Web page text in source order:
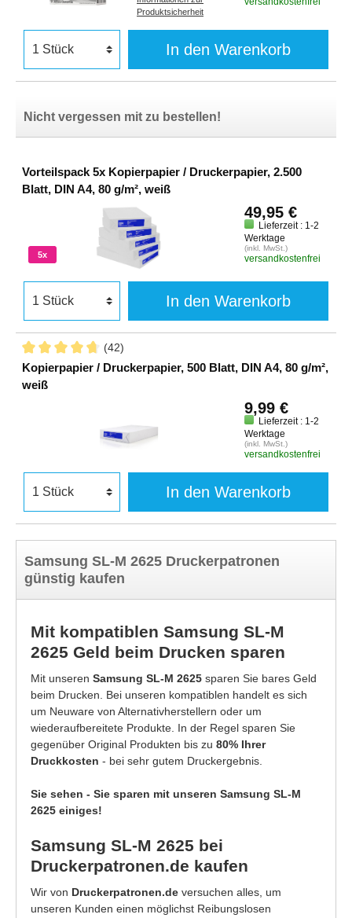
Produktsicherheit
In den Warenkorb
Nicht vergessen mit zu bestellen!
Vorteilspack 5x Kopierpapier / Druckerpapier, 2.500
Blatt, DIN A4, 80 g/m², weiß
5x
49,95 €
Lieferzeit : 1-2
Werktage
(inkl. MwSt.)
versandkostenfrei
In den Warenkorb
(42)
Kopierpapier / Druckerpapier, 500 Blatt, DIN A4, 80 g/m²,
weiß
9,99 €
Lieferzeit : 1-2
Werktage
(inkl. MwSt.)
versandkostenfrei
In den Warenkorb
Samsung SL-M 2625 Druckerpatronen
günstig kaufen
Mit kompatiblen Samsung SL-M
2625 Geld beim Drucken sparen
Mit unseren Samsung SL-M 2625 sparen Sie bares Geld
beim Drucken. Bei unseren kompatiblen handelt es sich
um Neuware von Alternativherstellern oder um
wiederaufbereitete Produkte. In der Regel sparen Sie
gegenüber Original Produkten bis zu 80% Ihrer
Druckkosten - bei sehr gutem Druckergebnis.
Sie sehen - Sie sparen mit unseren Samsung SL-M
2625 einiges!
Samsung SL-M 2625 bei
Druckerpatronen.de kaufen
Wir von Druckerpatronen.de versuchen alles, um
unseren Kunden einen möglichst Reibungslosen